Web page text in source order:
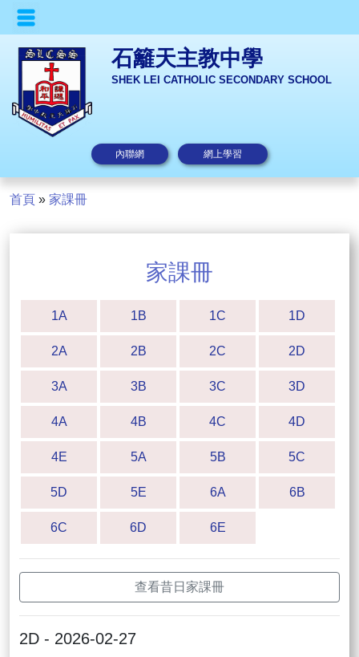
石籬天主教中學
SHEK LEI CATHOLIC SECONDARY SCHOOL
內聯網 網上學習
首頁 » 家課冊
家課冊
1A 1B 1C 1D
2A 2B 2C 2D
3A 3B 3C 3D
4A 4B 4C 4D
4E 5A 5B 5C
5D 5E 6A 6B
6C 6D 6E
查看昔日家課冊
2D - 2026-02-27